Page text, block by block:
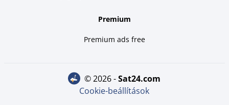
Premium
Premium ads free
© 2026 - sat24.com
Cookie-beállítások